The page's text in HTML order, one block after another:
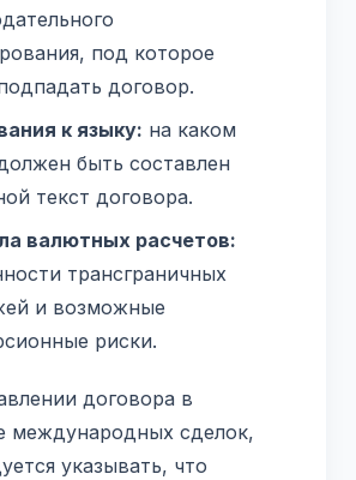
под которое
договор.
к языку: на каком
быть составлен
текст договора.
валютных расчетов:
трансграничных
и возможные
риски.
договора в
международных сделок,
указывать, что